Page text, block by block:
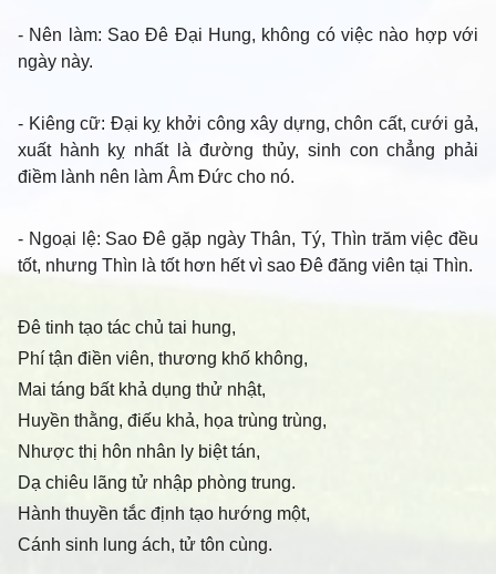
- Nên làm: Sao Đê Đại Hung, không có việc nào hợp với
ngày này.
- Kiêng cữ: Đại kỵ khởi công xây dựng, chôn cất, cưới gả,
xuất hành kỵ nhất là đường thủy, sinh con chẳng phải
điềm lành nên làm Âm Đức cho nó.
- Ngoại lệ: Sao Đê gặp ngày Thân, Tý, Thìn trăm việc đều
tốt, nhưng Thìn là tốt hơn hết vì sao Đê đăng viên tại Thìn.
Đê tinh tạo tác chủ tai hung,
Phí tận điền viên, thương khố không,
Mai táng bất khả dụng thử nhật,
Huyền thằng, điếu khả, họa trùng trùng,
Nhược thị hôn nhân ly biệt tán,
Dạ chiêu lãng tử nhập phòng trung.
Hành thuyền tắc định tạo hướng một,
Cánh sinh lung ách, tử tôn cùng.